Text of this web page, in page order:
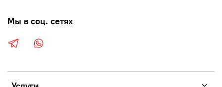
Мы в соц. сетях